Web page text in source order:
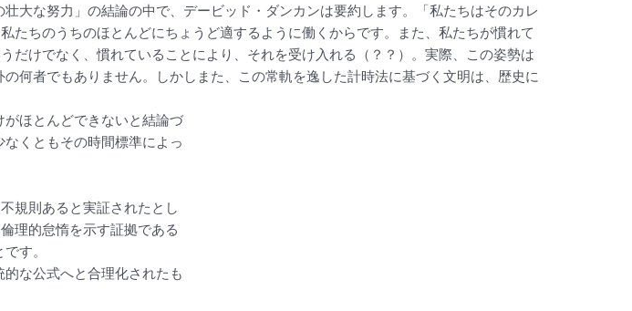
大な努力」の結論の中で、デービッド・ダンカンは要約します。「私たちはそのカレ
ちのうちのほとんどにちょうど適するように働くからです。また、私たちが慣れて
けでなく、慣れていることにより、それを受け入れる（？？）。実際、この姿勢は
何者でもありません。しかしまた、この常軌を逸した計時法に基づく文明は、歴史に
ほとんどできないと結論づ
くともその時間標準によっ
規則あると実証されたとし
理的怠惰を示す証拠である
す。
な公式へと合理化されたも